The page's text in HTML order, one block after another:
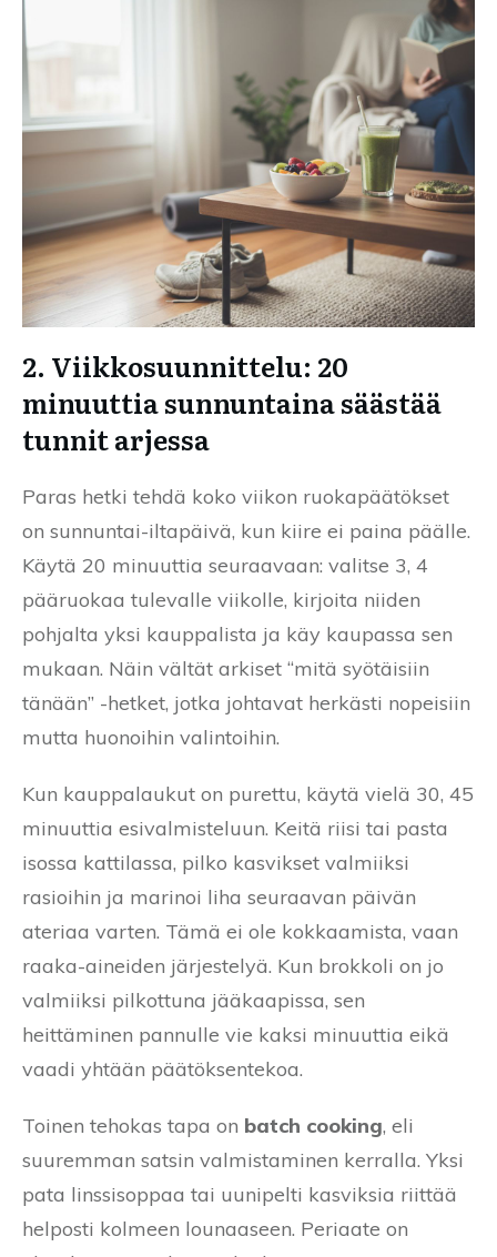
2. Viikkosuunnittelu: 20
minuuttia sunnuntaina säästää
tunnit arjessa
Paras hetki tehdä koko viikon ruokapäätökset
on sunnuntai-iltapäivä, kun kiire ei paina päälle.
Käytä 20 minuuttia seuraavaan: valitse 3, 4
pääruokaa tulevalle viikolle, kirjoita niiden
pohjalta yksi kauppalista ja käy kaupassa sen
mukaan. Näin vältät arkiset “mitä syötäisiin
tänään” -hetket, jotka johtavat herkästi nopeisiin
mutta huonoihin valintoihin.
Kun kauppalaukut on purettu, käytä vielä 30, 45
minuuttia esivalmisteluun. Keitä riisi tai pasta
isossa kattilassa, pilko kasvikset valmiiksi
rasioihin ja marinoi liha seuraavan päivän
ateriaa varten. Tämä ei ole kokkaamista, vaan
raaka-aineiden järjestelyä. Kun brokkoli on jo
valmiiksi pilkottuna jääkaapissa, sen
heittäminen pannulle vie kaksi minuuttia eikä
vaadi yhtään päätöksentekoa.
Toinen tehokas tapa on batch cooking, eli
suuremman satsin valmistaminen kerralla. Yksi
pata linssisoppaa tai uunipelti kasviksia riittää
helposti kolmeen lounaaseen. Periaate on